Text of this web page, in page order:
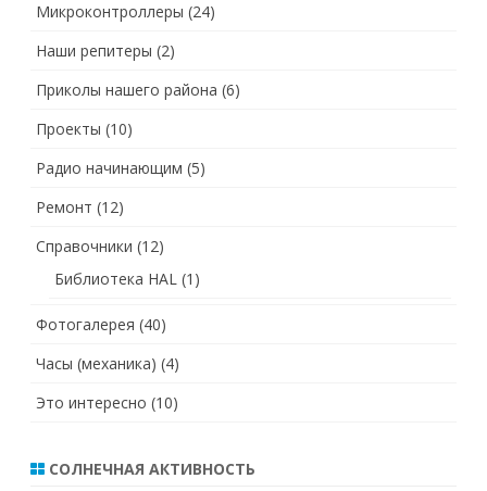
Микроконтроллеры (24)
Наши репитеры (2)
Приколы нашего района (6)
Проекты (10)
Радио начинающим (5)
Ремонт (12)
Справочники (12)
Библиотека HAL (1)
Фотогалерея (40)
Часы (механика) (4)
Это интересно (10)
СОЛНЕЧНАЯ АКТИВНОСТЬ